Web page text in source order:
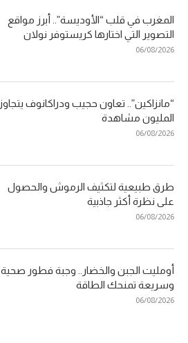
المغرب في قلب “الأوديسة”.. أبرز مواقع
التصوير التي اختارها كريستوفر نولان
06/08/2026
“مانزاكين”.. تعاون حجيب ودراكانوف يتجاوز
المليون مشاهدة
06/08/2026
طرق طبيعية لتكثيف الرموش والحصول
على نظرة أكثر جاذبية
06/08/2026
أومليت الجبن والخضار.. وجبة فطور صحية
وسريعة تمنحك الطاقة
06/08/2026